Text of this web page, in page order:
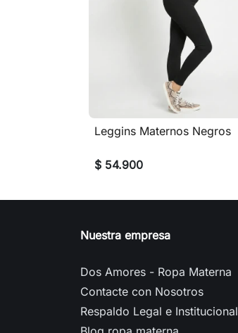
 Vista rápida
Leggins Maternos Negros
$ 54.900
Nuestra empresa
Dos Amores - Ropa Materna
Contacte con Nosotros
Respaldo Legal e Institucional